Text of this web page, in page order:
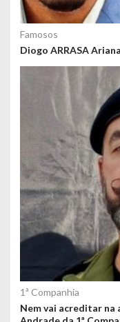
Famosos
Diogo ARRASA
1ª Companhia
Nem vai acreditar